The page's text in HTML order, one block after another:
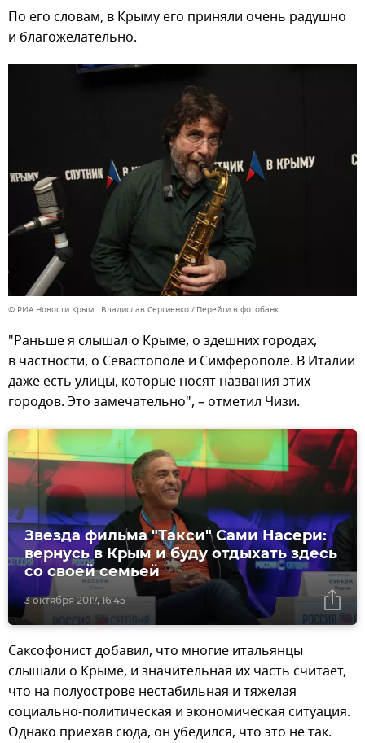
По его словам, в Крыму его приняли очень радушно
и благожелательно.
© РИА Новости Крым . Владислав Сергиенко Перейти в фотобанк
"Раньше я слышал о Крыме, о здешних городах,
в частности, о Севастополе и Симферополе. В Италии
даже есть улицы, которые носят названия этих
городов. Это замечательно", – отметил Чизи.
3 октября 2017, 16:45
Звезда фильма "Такси" Сами Насери:
вернусь в Крым и буду отдыхать здесь
со своей семьей
Саксофонист добавил, что многие итальянцы
слышали о Крыме, и значительная их часть считает,
что на полуострове нестабильная и тяжелая
социально-политическая и экономическая ситуация.
Однако приехав сюда, он убедился, что это не так.